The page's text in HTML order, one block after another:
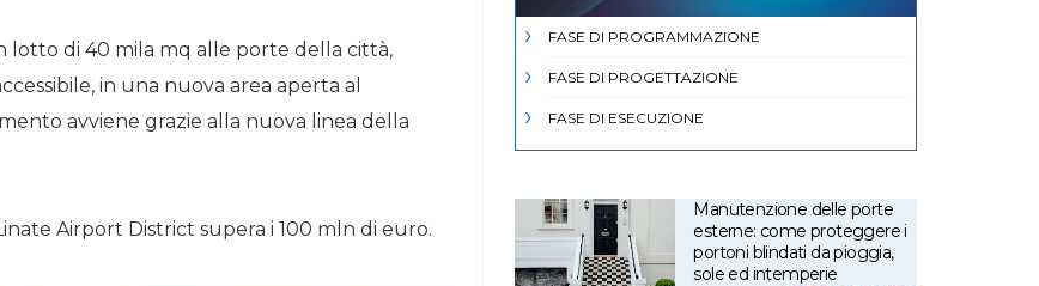
lotto di 40 mila mq alle porte della città,
in una nuova area aperta al
avviene grazie alla nuova linea della
Airport District supera i 100 mln di euro.
FASE DI PROGRAMMAZIONE
FASE DI PROGETTAZIONE
FASE DI ESECUZIONE
Manutenzione delle porte
esterne: come proteggere i
portoni blindati da pioggia,
sole ed intemperie